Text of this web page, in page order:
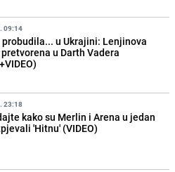
09:14
probudila... u Ukrajini: Lenjinova
u Darth Vadera
23:18
kako su Merlin i Arena u jedan
'Hitnu' (VIDEO)